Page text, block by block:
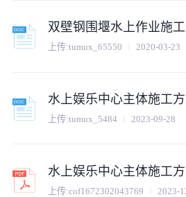
双壁钢围堰水上作业施
上传:tumux_65550 2020-03-23
水上娱乐中心主体施工
上传:tumux_5484 2023-09-28
水上娱乐中心主体施工
上传:cof1672302043769 2023-